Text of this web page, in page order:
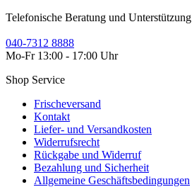
Telefonische Beratung und Unterstützung
040-7312 8888
Mo-Fr 13:00 - 17:00 Uhr
Shop Service
Frischeversand
Kontakt
Liefer- und Versandkosten
Widerrufsrecht
Rückgabe und Widerruf
Bezahlung und Sicherheit
Allgemeine Geschäftsbedingungen